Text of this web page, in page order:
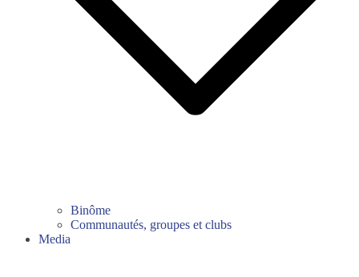
Binôme
Communautés, groupes et clubs
Media